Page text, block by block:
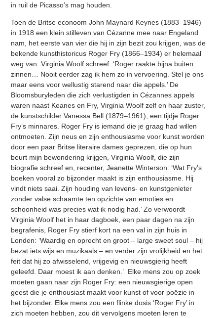
in ruil de Picasso’s mag houden.
Toen de Britse econoom John Maynard Keynes (1883–1946)
in 1918 een klein stilleven van Cézanne mee naar Engeland
nam, het eerste van vier die hij in zijn bezit zou krijgen, was de
bekende kunsthistoricus Roger Fry (1866–1934) er helemaal
weg van. Virginia Woolf schreef: ‘Roger raakte bijna buiten
zinnen… Nooit eerder zag ik hem zo in vervoering. Stel je ons
maar eens voor wellustig starend naar die appels.’ De
Bloomsburyleden die zich verlustigden in Cézannes appels
waren naast Keanes en Fry, Virginia Woolf zelf en haar zuster,
de kunstschilder Vanessa Bell (1879–1961), een tijdje Roger
Fry’s minnares. Roger Fry is iemand die je graag had willen
ontmoeten. Zijn neus en zijn enthousiasme voor kunst worden
door een paar Britse literaire dames geprezen, die op hun
beurt mijn bewondering krijgen, Virginia Woolf, die zijn
biografie schreef en, recenter, Jeanette Winterson: ‘Wat Fry’s
boeken vooral zo bijzonder maakt is zijn enthousiasme. Hij
vindt niets saai. Zijn houding van levens- en kunstgenieter
zonder valse schaamte ten opzichte van emoties en
schoonheid was precies wat ik nodig had.’ Zo verwoordt
Virginia Woolf het in haar dagboek, een paar dagen na zijn
begrafenis, Roger Fry stierf kort na een val in zijn huis in
Londen: ‘Waardig en oprecht en groot – large sweet soul – hij
bezat iets wijs en muzikaals – en verder zijn vrolijkheid en het
feit dat hij zo afwisselend, vrijgevig en nieuwsgierig heeft
geleefd. Daar moest ik aan denken.’ Elke mens zou op zoek
moeten gaan naar zijn Roger Fry: een nieuwsgierige open
geest die je enthousiast maakt voor kunst of voor poëzie in
het bijzonder. Elke mens zou een flinke dosis ‘Roger Fry’ in
zich moeten hebben, zou dit vervolgens moeten leren te